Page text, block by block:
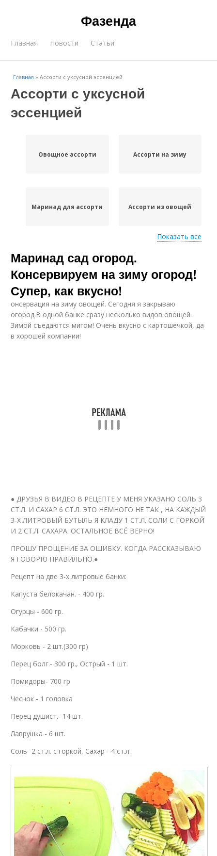
Фазенда
Главная Новости Статьи
Главная »Ассорти с уксусной эссенцией
Ассорти с уксусной
эссенцией
Овощное ассорти Ассорти на зиму
Маринад для ассорти Ассорти из овощей
Ассорти в
трехлитровой банке
Вкусное ассорти
Показать все
Маринад сад огород.
Консервируем на зиму огород!
Супер, как вкусно!
онсервация на зиму овощей. Сегодня я закрываю
огород.В одной банке сразу несколько видов овощей.
Зимой съедаются мигом! Очень вкусно с картошечкой, да
в хорошей компании!
● ДРУЗЬЯ В ВИДЕО В РЕЦЕПТЕ У МЕНЯ УКАЗАНО СОЛЬ 3
СТ.Л. И САХАР 6 СТ.Л. ЭТО НЕМНОГО НЕ ТАК , НА КАЖДЫЙ
З-Х ЛИТРОВЫЙ БУТЫЛЬ Я КЛАДУ 1 СТ.Л. СОЛИ С ГОРКОЙ
И 2 СТ.Л. САХАРА. ОСТАЛЬНОЕ ВСЁ ВЕРНО!
ПРОШУ ПРОЩЕНИЕ ЗА ОШИБКУ. КОГДА РАССКАЗЫВАЮ
Я ГОВОРЮ ПРАВИЛЬНО.●
Рецепт на две 3-х литровые банки:
Капуста белокачан. - 400 гр.
Огурцы - 600 гр.
Кабачки - 500 гр.
Морковь - 2 шт.(300 гр)
Перец болг.- 300 гр., Острый - 1 шт.
Помидоры- 700 гр
Чеснок - 1 головка
Перец душист.- 14 шт.
Лаврушка - 6 шт.
Соль- 2 ст.л. с горкой, Сахар - 4 ст.л.